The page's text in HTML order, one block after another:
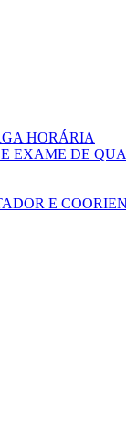
HORÁRIA
EXAME DE
E